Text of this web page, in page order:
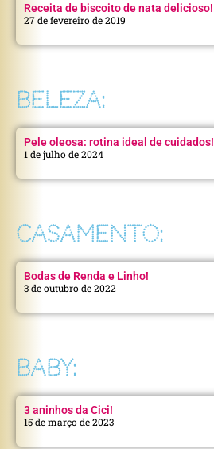
Receita de biscoito de nata delicioso!
27 de fevereiro de 2019
BELEZA:
Pele oleosa: rotina ideal de cuidados!
1 de julho de 2024
CASAMENTO:
Bodas de Renda e Linho!
3 de outubro de 2022
BABY:
3 aninhos da Cici!
15 de março de 2023